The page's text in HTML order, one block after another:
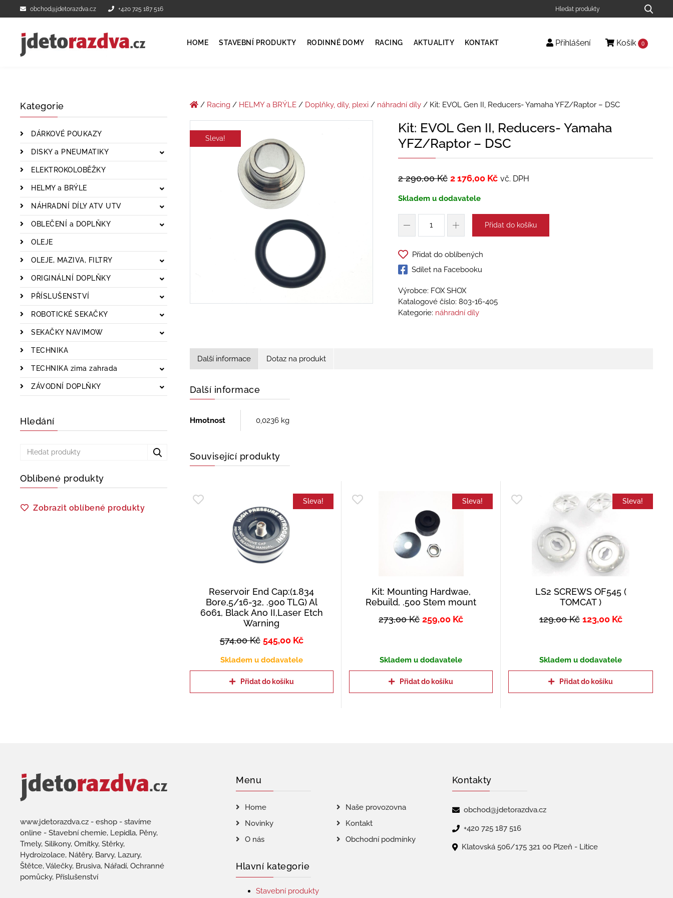
obchod@jdetorazdva.cz +420 725 187 516
HOME STAVEBNÍ PRODUKTY RODINNÉ DOMY RACING AKTUALITY KONTAKT Přihlášení Košík 0
Kategorie
DÁRKOVÉ POUKAZY
DISKY a PNEUMATIKY
ELEKTROKOLOBĚŽKY
HELMY a BRÝLE
NÁHRADNÍ DÍLY ATV UTV
OBLEČENÍ a DOPLŇKY
OLEJE
OLEJE, MAZIVA, FILTRY
ORIGINÁLNÍ DOPLŇKY
PŘÍSLUŠENSTVÍ
ROBOTICKÉ SEKAČKY
SEKAČKY NAVIMOW
TECHNIKA
TECHNIKA zima zahrada
ZÁVODNÍ DOPLŇKY
Hledání
Oblíbené produkty
Zobrazit oblíbené produkty
/ Racing/ HELMY a BRÝLE/ Doplňky, díly, plexi/ náhradní díly/ Kit: EVOL Gen II, Reducers- Yamaha YFZ/Raptor – DSC
Sleva!
Kit: EVOL Gen II, Reducers- Yamaha
YFZ/Raptor – DSC
2 290,00Kč 2 176,00 Kč vč. DPH
Skladem u dodavatele
Přidat do košíku
Přidat do oblíbených
Sdílet na Facebooku
Výrobce: FOX SHOX
Katalogové číslo: 803-16-405
Kategorie: náhradní díly
Další informace Dotaz na produkt
Další informace
Hmotnost 0,0236 kg
Související produkty
Sleva!
Reservoir End Cap:(1.834
Bore,5/16-32, .900 TLG) Al
6061, Black Ano II,Laser Etch
Warning
574,00Kč 545,00 Kč
Skladem u dodavatele
Přidat do košíku
Sleva!
Kit: Mounting Hardwae,
Rebuild, .500 Stem mount
273,00Kč 259,00 Kč
Skladem u dodavatele
Přidat do košíku
Sleva!
LS2 SCREWS OF545 (
TOMCAT )
129,00Kč 123,00 Kč
Skladem u dodavatele
Přidat do košíku
www.jdetorazdva.cz - eshop - stavíme
online - Stavební chemie, Lepidla, Pěny,
Tmely, Silikony, Omítky, Stěrky,
Hydroizolace, Nátěry, Barvy, Lazury,
Štětce, Válečky, Brusiva, Nářadí, Ochranné
pomůcky, Příslušenství
Menu
Home
Naše provozovna
Novinky
Kontakt
O nás
Obchodní podmínky
Hlavní kategorie
Stavební produkty
Kontakty
obchod@jdetorazdva.cz
+420 725 187 516
Klatovská 506/175 321 00 Plzeň - Litice